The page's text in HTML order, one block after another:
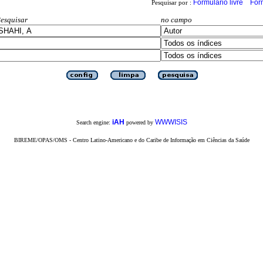
Pesquisar por : Formulário livre
no campo
Search engine: iAH powered by WWWISIS
BIREME/OPAS/OMS - Centro Latino-Americano e do Caribe de Informação em Ciências da Saúde